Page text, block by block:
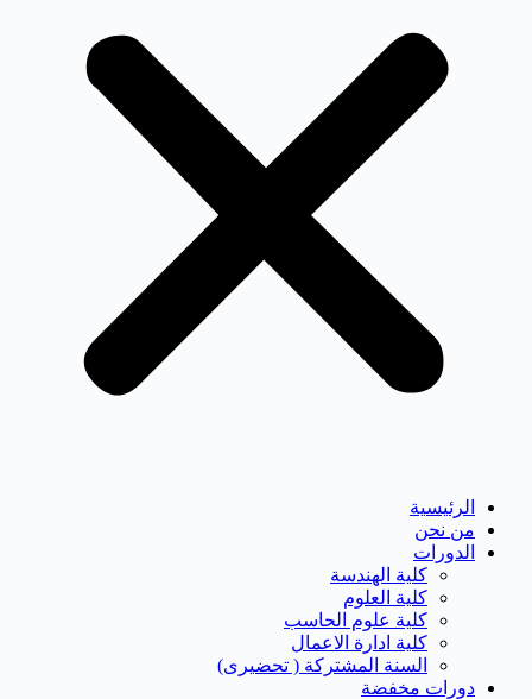
الرئيسية
من نحن
الدورات
كلية الهندسة
كلية العلوم
كلية علوم الحاسب
كلية ادارة الاعمال
السنة المشتركة ( تحضيرى)
دورات مخفضة